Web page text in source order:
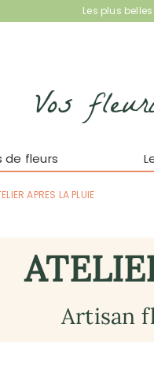
Les plus
Vos
de fleurs
APRES LA PLUIE
Artisan